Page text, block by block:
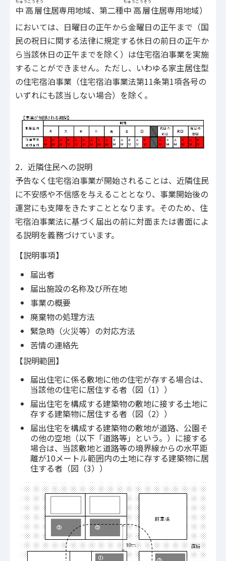
中高層
ちゅうこうそう
住居専用地域、第二種中高層
ちゅうこうそう
住居専用地域）
においては、日曜日の正午から金曜日の正午まで（国
民の祝日に関する法律に規定する休日の前日の正午か
ら当該休日の正午までを除く）は住宅宿泊事業を実施
することができません。ただし、いわゆる家主居住型
の住宅宿泊事業（住宅宿泊事業法第11条第1項各号の
いずれにも該当しない場合）を除く。
2．近隣住民への説明
予告なく住宅宿泊事業が開始されることは、近隣住民
に不安感や不信感を与えることとなり、事業開始後の
運営にも支障をきたすこととなります。そのため、住
宅宿泊事業法に基づく届出の前に対面または書面によ
る説明を義務づけています。
【説明事項】
届出者
届出施設の名称及び所在地
事業の概要
廃棄物の処理方法
緊急時（火災等）の対応方法
苦情の連絡先
【説明範囲】
届出住宅に係る敷地に他の住宅が存する場合は、
当該他の住宅に居住する者（図（1））
届出住宅を構成する建築物の敷地に接する土地に
存する建築物に居住する者（図（2））
届出住宅を構成する建築物の敷地が道路、公園そ
の他の空地（以下「道路等」という。）に接する
場合は、当該敷地と道路等の境界線からの水平距
離が10メートル範囲内の土地に存する建築物に居
住する者（図（3））